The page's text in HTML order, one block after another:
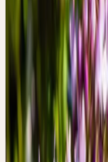
Le thym est originaire
est aujourd'hui
ensoleillés, calcaires
très répandu en
Ceres utilise du thym
biodynamiques. La